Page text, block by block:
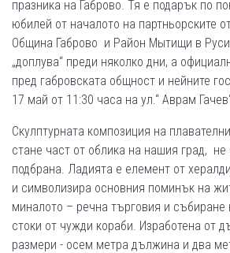
празника на Габрово. Тя е подарък по
юбилей от началото на партньорските
Община Габрово и Район Мытищи в
„доплува“ преди няколко дни, а
пред габровската общност и нейните
17 май от 11:30 часа на ул.“ Аврам
Скулптурната композиция на
стане част от облика на нашия град, не
подбрана. Ладията е елемент от
и символизира основния поминък на
миналото – речна търговия и събиране
стоки от чужди кораби. Изработена от
размери - осем метра дължина и два